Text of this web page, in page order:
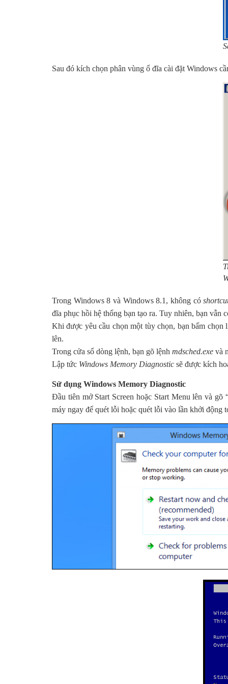
Sau đó kích chọn phân vùng ổ đĩa cài đặt Windows
Trong Windows 8 và Windows 8.1, không có
đĩa phục hồi hệ thống bạn tạo ra. Tuy nhiên, bạn vẫn
Khi được yêu cầu chọn một tùy chọn, bạn bấm chọn
lên.
Trong cửa sổ dòng lệnh, bạn gõ lệnh mdsched.exe và
Lập tức Windows Memory Diagnostic sẽ được kích
Sử dụng Windows Memory Diagnostic
Đầu tiên mở Start Screen hoặc Start Menu lên và
máy ngay để quét lỗi hoặc quét lỗi vào lần khởi